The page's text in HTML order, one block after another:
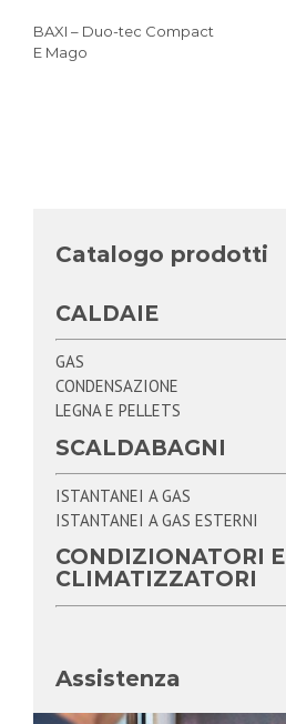
BAXI – Duo-tec Compact
E Mago
Catalogo prodotti
CALDAIE
GAS
CONDENSAZIONE
LEGNA E PELLETS
SCALDABAGNI
ISTANTANEI A GAS
ISTANTANEI A GAS ESTERNI
CONDIZIONATORI E
CLIMATIZZATORI
Assistenza